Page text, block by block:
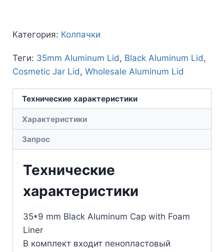
Категория: Колпачки
Теги: 35mm Aluminum Lid , Black Aluminum Lid ,
Cosmetic Jar Lid , Wholesale Aluminum Lid
Технические характеристики
Характеристики
Запрос
Технические
характеристики
35*9 mm Black Aluminum Cap with Foam
Liner
В комплект входит пенопластовый